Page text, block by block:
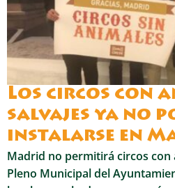
Los circos con
salvajes ya no
instalarse en
Madrid no permitirá circos con
Pleno Municipal del